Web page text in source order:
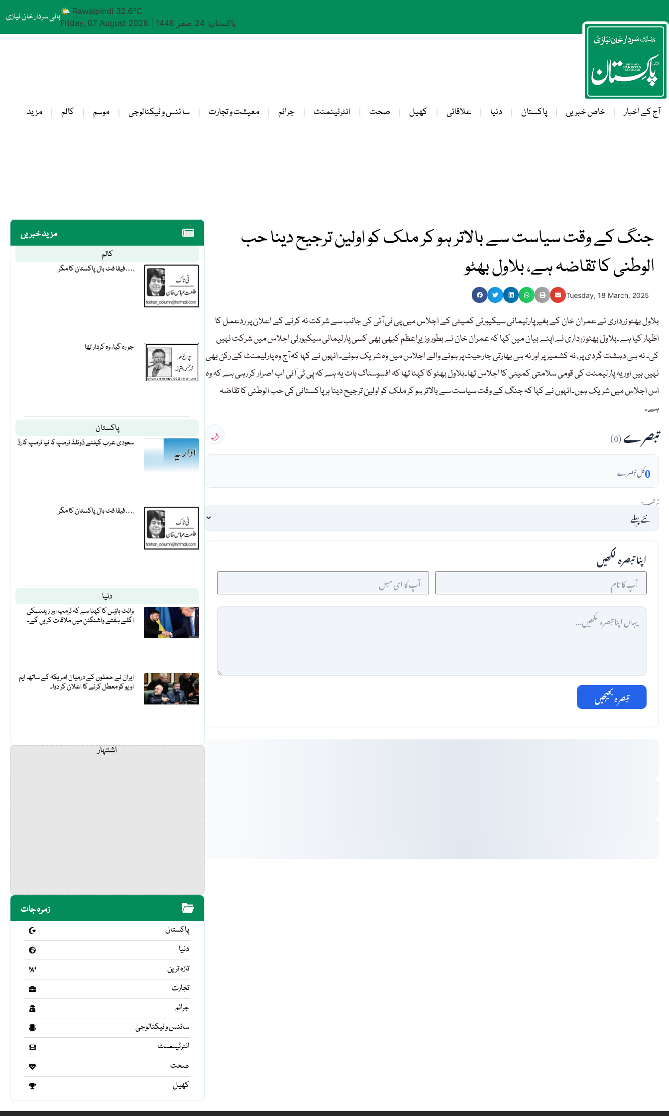
بانی سردار خان نیازی🌤 Rawalpindi 32.6°C
Friday, 07 August 2026
پاکستان: 24 صفر 1448
آج کے اخبار خاص خبریں پاکستان دنیا علاقائی کھیل صحت انٹرٹینمنٹ جرائم معیشت و تجارت سا ئنس و ٹیکنالوجی موسم کالم مزید
مزید خبریں
کالم
فیفا فٹ بال پاکستان کا مگر….
جو رہ گیا، وہ کردار تھا
پاکستان
سعودی عرب کیلئے ڈونلڈ ٹرمپ کا نیا ٹرمپ کارڈ
فیفا فٹ بال پاکستان کا مگر….
دنیا
وائٹ ہاؤس کا کہنا ہے کہ ٹرمپ اور زیلنسکی
اگلے ہفتے واشنگٹن میں ملاقات کریں گے۔
ایران نے حملوں کے درمیان امریکہ کے ساتھ ایم
او یو کو معطل کرنے کا اعلان کر دیا۔
اشتہار
زمرہ جات
پاکستان
دنیا
تازہ ترین
تجارت
جرائم
سائنس و ٹیکنالوجی
انٹرٹینمنٹ
صحت
کھیل
جنگ کے وقت سیاست سے بالاتر ہو کر ملک کو اولین ترجیح دینا حب
الوطنی کا تقاضہ ہے، بلاول بھٹو
Tuesday, 18 March, 2025
بلاول بھٹو زرداری نے عمران خان کے بغیر پارلیمانی سیکیورٹی کمیٹی کے اجلاس میں پی ٹی آئی کی جانب سے شرکت نہ کرنے کے اعلان پر ردعمل کا
اظہار کیا ہے۔بلاول بھٹو زرداری نے اپنے بیان میں کہا کہ عمران خان نے بطور وزیرِاعظم کبھی بھی کسی پارلیمانی سیکیورٹی اجلاس میں شرکت نہیں
کی۔ نہ ہی دہشت گردی پر، نہ کشمیر پر اور نہ ہی بھارتی جارحیت پر ہونے والے اجلاس میں وہ شریک ہوئے۔ انہوں نے کہا کہ آج وہ پارلیمنٹ کے رکن بھی
نہیں ہیں اور یہ پارلیمنٹ کی قومی سلامتی کمیٹی کا اجلاس تھا۔بلاول بھٹو کا کہنا تھا کہ افسوسناک بات یہ ہے کہ پی ٹی آئی اب اصرار کر رہی ہے کہ وہ
اس اجلاس میں شریک ہوں۔انہوں نے کہا کہ جنگ کے وقت سیاست سے بالاتر ہو کر ملک کو اولین ترجیح دینا ہر پاکستانی کی حب الوطنی کا تقاضہ
ہے۔
تبصرے(0)
🌙
0کل تبصرے
ترتیب:
اپنا تبصرہ لکھیں
تبصرہ بھیجیں